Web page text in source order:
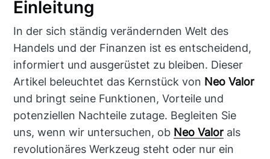
Einleitung
In der sich ständig verändernden Welt des
Handels und der Finanzen ist es entscheidend,
informiert und ausgerüstet zu bleiben. Dieser
Artikel beleuchtet das Kernstück von Neo Valor
und bringt seine Funktionen, Vorteile und
potenziellen Nachteile zutage. Begleiten Sie
uns, wenn wir untersuchen, ob Neo Valor als
revolutionäres Werkzeug steht oder nur ein